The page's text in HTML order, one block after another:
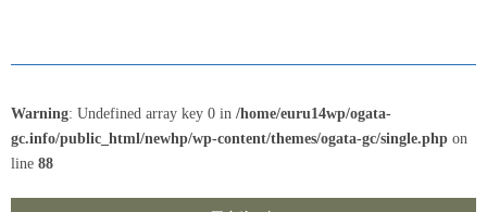
Warning: Undefined array key 0 in /home/euru14wp/ogata-
gc.info/public_html/newhp/wp-content/themes/ogata-gc/single.php on
line 88